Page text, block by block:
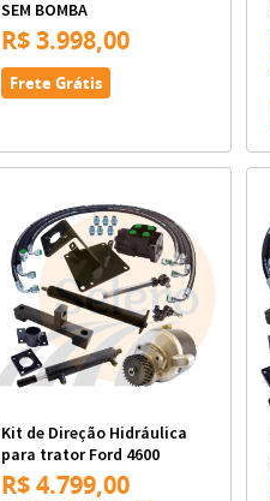
SEM BOMBA
R$ 3.998,00
Frete Grátis
Kit de Direção Hidráulica
para trator Ford 4600
R$ 4.799,00